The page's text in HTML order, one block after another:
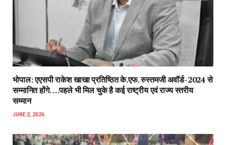
भोपाल: एएसपी राकेश‌ खाखा प्रतिष्ठित के.एफ. रुस्तमजी अवॉर्ड-2024 से
सम्मानित होंगे….पहले भी मिल चुके है कई राष्ट्रीय एवं राज्य स्तरीय
सम्मान
JUNE 2, 2026